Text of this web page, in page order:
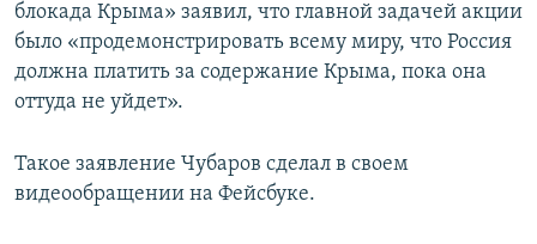
блокада Крыма» заявил, что главной задачей акции
было «продемонстрировать всему миру, что Россия
должна платить за содержание Крыма, пока она
оттуда не уйдет».
Такое заявление Чубаров сделал в своем
видеообращении на Фейсбуке.